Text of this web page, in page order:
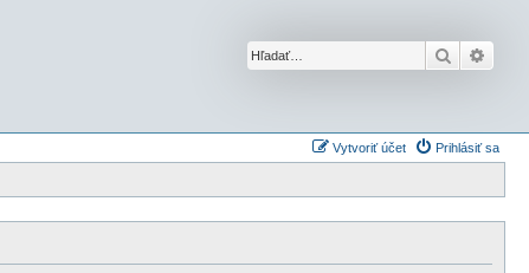
Hľadať
Prihlásiť sa
Vytvoriť účet